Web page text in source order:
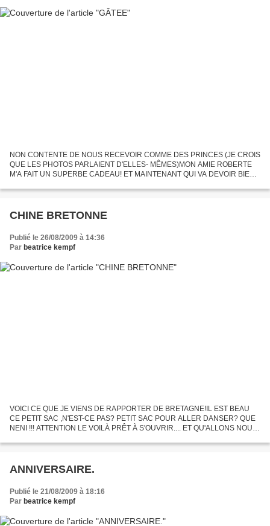
NON CONTENTE DE NOUS RECEVOIR COMME DES PRINCES (JE CROIS
QUE LES PHOTOS PARLAIENT D'ELLES- MÊMES)MON AMIE ROBERTE
M'A FAIT UN SUPERBE CADEAU! ET MAINTENANT QUI VA DEVOIR BIEN
CHINE BRETONNE
Publié le 26/08/2009 à 14:36
Par beatrice kempf
VOICI CE QUE JE VIENS DE RAPPORTER DE BRETAGNE!IL EST BEAU
CE PETIT SAC ,N'EST-CE PAS? PETIT SAC POUR ALLER DANSER? QUE
NENI !!! ATTENTION LE VOILÀ PRÊT À S'OUVRIR.... ET QU'ALLONS NOUS
MAIS CE...
ANNIVERSAIRE.
Publié le 21/08/2009 à 18:16
Par beatrice kempf